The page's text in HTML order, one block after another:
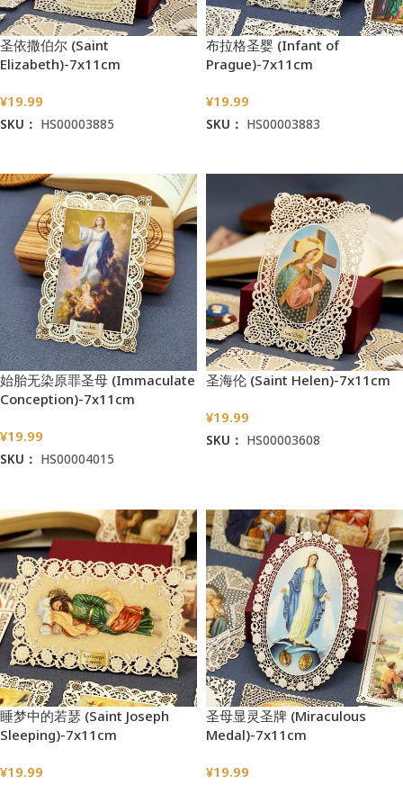
圣依撒伯尔 (Saint
Elizabeth)-7x11cm
¥19.99
SKU： HS00003885
布拉格圣婴 (Infant of
Prague)-7x11cm
¥19.99
SKU： HS00003883
始胎无染原罪圣母 (Immaculate
Conception)-7x11cm
¥19.99
SKU： HS00004015
圣海伦 (Saint Helen)-7x11cm
¥19.99
SKU： HS00003608
睡梦中的若瑟 (Saint Joseph
Sleeping)-7x11cm
¥19.99
圣母显灵圣牌 (Miraculous
Medal)-7x11cm
¥19.99